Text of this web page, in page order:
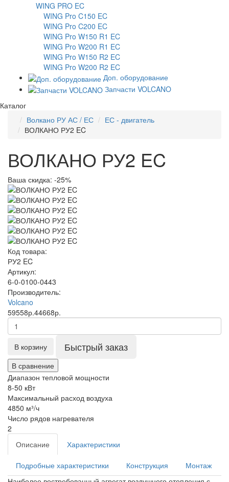
WING PRO EC
WING Pro C150 EC
WING Pro C200 EC
WING Pro W150 R1 EC
WING Pro W200 R1 EC
WING Pro W150 R2 EC
WING Pro W200 R2 EC
Доп. оборудование
Запчасти VOLCANO
Каталог
Волкано РУ АС / ЕС
ЕС - двигатель
ВОЛКАНО РУ2 EC
ВОЛКАНО РУ2 EC
Ваша скидка: -25%
Код товара:
РУ2 EC
Артикул:
6-0-0100-0443
Производитель:
Volcano
59558р.44668р.
В корзину Быстрый заказ
В сравнение
Диапазон тепловой мощности
8-50 кВт
Максимальный расход воздуха
4850 м³/ч
Число рядов нагревателя
2
Описание
Характеристики
Подробные характеристики Конструкция
Монтаж